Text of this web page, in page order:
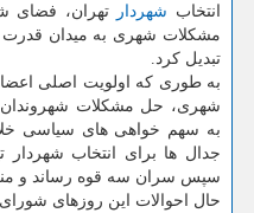
انتخاب شهردار
تهران، فضای
مشکلات شهری به میدان قدرت
تبدیل کرد.
به طوری که اولویت اصلی
شهری، حل مشکلات شهروندان
به سهم خواهی های سیاسی
جدال ها برای انتخاب شهردار
سپس سران سه قوه رساند و
حال احوالات این روزهای